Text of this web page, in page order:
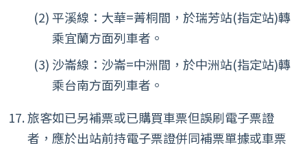
平溪線：大華=菁桐間，於瑞芳站(指定站)轉
乘宜蘭方面列車者。
沙崙線：沙崙=中洲間，於中洲站(指定站)轉
乘台南方面列車者。
旅客如已另補票或已購買車票但誤刷電子票證
者，應於出站前持電子票證併同補票單據或車票